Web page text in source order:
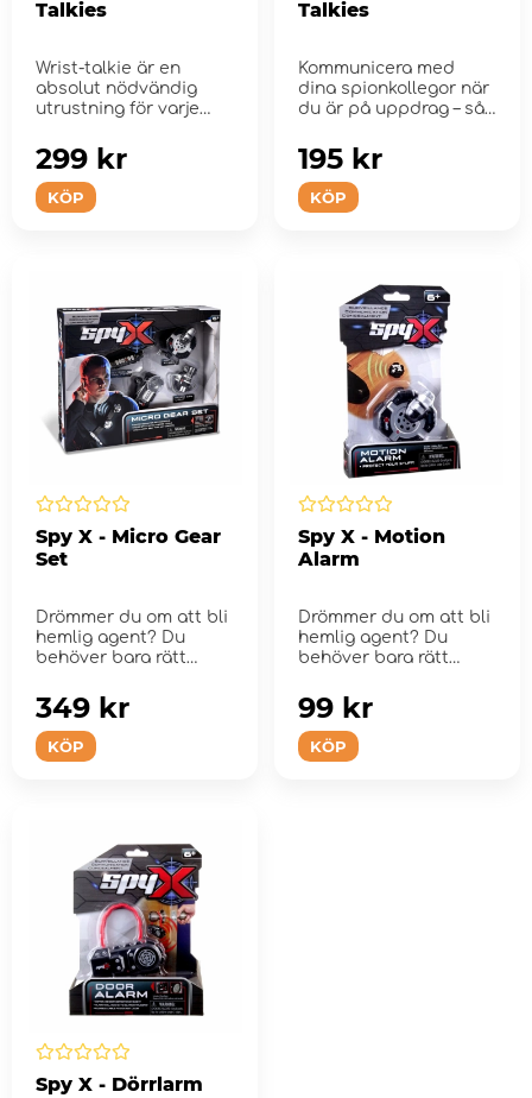
Talkies
Wrist-talkie är en
absolut nödvändig
utrustning för varje
KÖP
299 kr
Talkies
Kommunicera med
dina spionkollegor när
du är på uppdrag – så
KÖP
195 kr
Spy X - Micro Gear
Set
Drömmer du om att bli
hemlig agent? Du
behöver bara rätt
KÖP
349 kr
Spy X - Motion
Alarm
Drömmer du om att bli
hemlig agent? Du
behöver bara rätt
KÖP
99 kr
Spy X - Dörrlarm